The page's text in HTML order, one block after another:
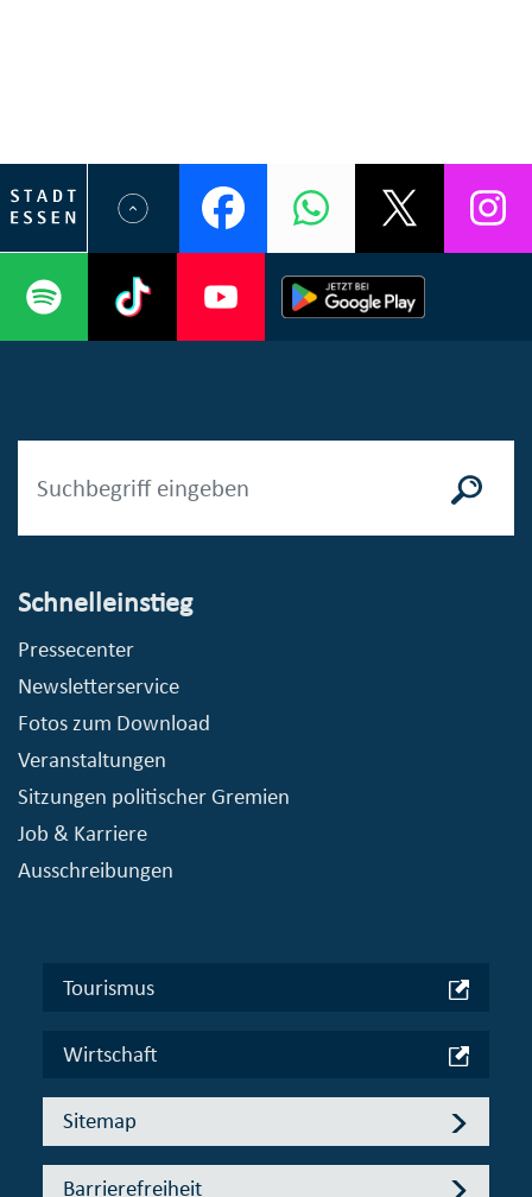
Schnelleinstieg
Pressecenter
Newsletterservice
Fotos zum Download
Veranstaltungen
Sitzungen politischer Gremien
Job & Karriere
Ausschreibungen
Tourismus
Wirtschaft
Sitemap
Barrierefreiheit